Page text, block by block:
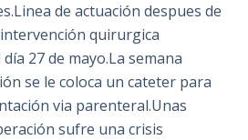
de actuación despues de
quirurgica
27 de mayo.La semana
se le coloca un cateter para
via parenteral.Unas
sufre una crisis